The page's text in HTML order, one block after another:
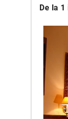
De la